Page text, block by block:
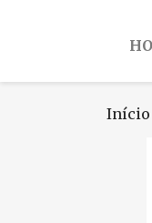
Início